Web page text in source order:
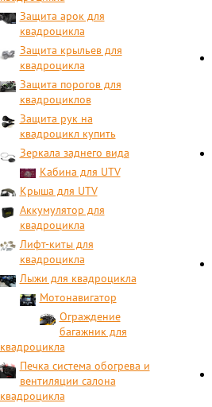
Защита арок для
квадроцикла
Защита крыльев для
квадроцикла
Защита порогов для
квадроциклов
Защита рук на
квадроцикл купить
Зеркала заднего вида
Кабина для UTV
Крыша для UTV
Аккумулятор для
квадроцикла
Лифт-киты для
квадроцикла
Лыжи для квадроцикла
Мотонавигатор
Ограждение
багажник для
квадроцикла
Печка система обогрева и
вентиляции салона
квадроцикла